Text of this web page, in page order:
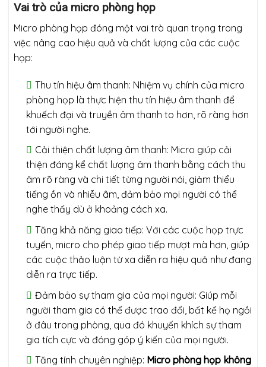
Vai trò của micro phòng họp
Micro phòng họp đóng một vai trò quan trọng trong
việc nâng cao hiệu quả và chất lượng của các cuộc
họp:
Thu tín hiệu âm thanh: Nhiệm vụ chính của micro
phòng họp là thực hiện thu tín hiệu âm thanh để
khuếch đại và truyền âm thanh to hơn, rõ ràng hơn
tới người nghe.
Cải thiện chất lượng âm thanh: Micro giúp cải
thiện đáng kể chất lượng âm thanh bằng cách thu
âm rõ ràng và chi tiết từng người nói, giảm thiểu
tiếng ồn và nhiễu âm, đảm bảo mọi người có thể
nghe thấy dù ở khoảng cách xa.
Tăng khả năng giao tiếp: Với các cuộc họp trực
tuyến, micro cho phép giao tiếp mượt mà hơn, giúp
các cuộc thảo luận từ xa diễn ra hiệu quả như đang
diễn ra trực tiếp.
Đảm bảo sự tham gia của mọi người: Giúp mỗi
người tham gia có thể được trao đổi, bất kể họ ngồi
ở đâu trong phòng, qua đó khuyến khích sự tham
gia tích cực và đóng góp ý kiến của mọi người.
Tăng tính chuyên nghiệp: Micro phòng họp không